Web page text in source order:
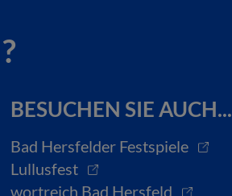
BESUCHEN SIE AUCH...
Bad Hersfelder Festspiele
Lullusfest
wortreich Bad Hersfeld